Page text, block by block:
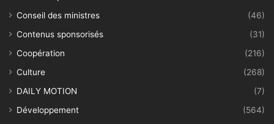
Conseil des ministres
(46)
Contenus sponsorisés
(31)
Coopération
(216)
Culture
(268)
DAILY MOTION
(7)
Développement
(564)